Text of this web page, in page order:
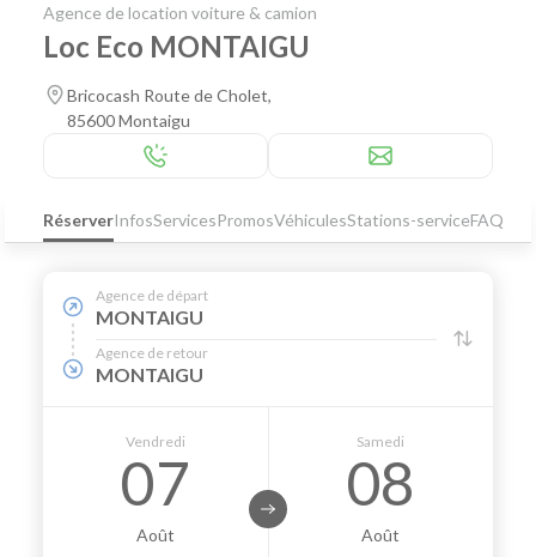
Agence de location voiture & camion
Loc Eco MONTAIGU
Bricocash Route de Cholet,
85600 Montaigu
RéserverInfosServicesPromosVéhiculesStations-serviceFAQ
Agence de départ
MONTAIGU
Agence de retour
MONTAIGU
Vendredi
07
Août
Samedi
08
Août